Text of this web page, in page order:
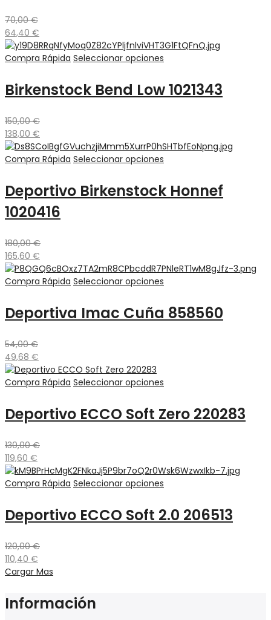
70,00€
64,40 €
Compra Rápida Seleccionar opciones
Birkenstock Bend Low 1021343
150,00€
138,00 €
Compra Rápida Seleccionar opciones
Deportivo Birkenstock Honnef
1020416
180,00€
165,60 €
Compra Rápida Seleccionar opciones
Deportiva Imac Cuña 858560
54,00€
49,68 €
Compra Rápida Seleccionar opciones
Deportivo ECCO Soft Zero 220283
130,00€
119,60 €
Compra Rápida Seleccionar opciones
Deportivo ECCO Soft 2.0 206513
120,00€
110,40 €
Cargar Mas
Información